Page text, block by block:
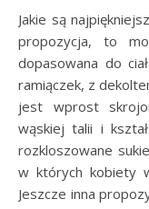
Jakie są
propozycja, to
dopasowana do
ramiączek, z
jest wprost
wąskiej talii i
rozkloszowane
w których kobiety
Jeszcze inna